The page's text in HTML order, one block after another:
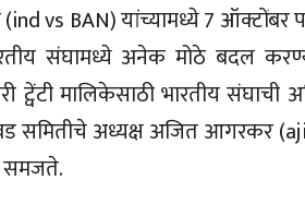
vs BAN) यांच्यामध्ये 7 ऑक्टोंबर
संघामध्ये अनेक मोठे बदल
ट्वेंटी मालिकेसाठी भारतीय संघाची
समितीचे अध्यक्ष अजित आगरकर
समजते.